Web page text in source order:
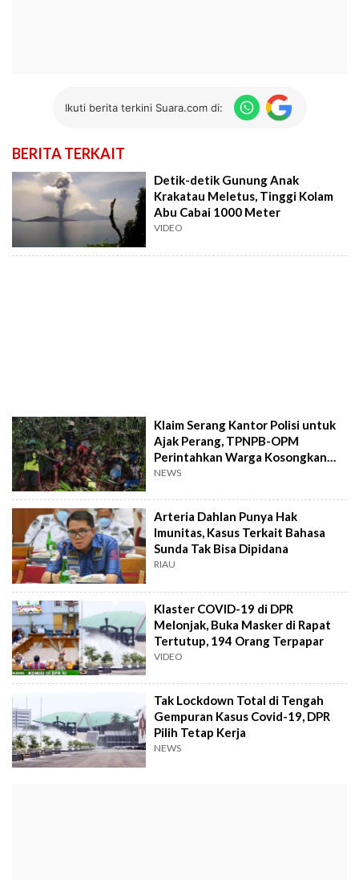
Ikuti berita terkini Suara.com di:
BERITA TERKAIT
Detik-detik Gunung Anak
Krakatau Meletus, Tinggi Kolam
Abu Cabai 1000 Meter
VIDEO
Klaim Serang Kantor Polisi untuk
Ajak Perang, TPNPB-OPM
Perintahkan Warga Kosongkan
Intan Jaya
NEWS
Arteria Dahlan Punya Hak
Imunitas, Kasus Terkait Bahasa
Sunda Tak Bisa Dipidana
RIAU
Klaster COVID-19 di DPR
Melonjak, Buka Masker di Rapat
Tertutup, 194 Orang Terpapar
VIDEO
Tak Lockdown Total di Tengah
Gempuran Kasus Covid-19, DPR
Pilih Tetap Kerja
NEWS